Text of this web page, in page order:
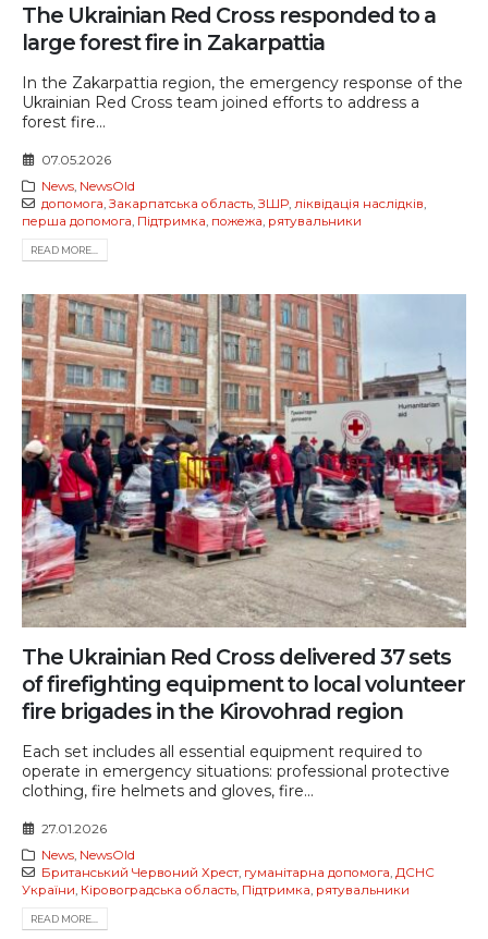
The Ukrainian Red Cross responded to a
large forest fire in Zakarpattia
In the Zakarpattia region, the emergency response of the
Ukrainian Red Cross team joined efforts to address a
forest fire...
07.05.2026
News, NewsOld
допомога, Закарпатська область, ЗШР, ліквідація наслідків,
перша допомога, Підтримка, пожежа, рятувальники
READ MORE...
The Ukrainian Red Cross delivered 37 sets
of firefighting equipment to local volunteer
fire brigades in the Kirovohrad region
Each set includes all essential equipment required to
operate in emergency situations: professional protective
clothing, fire helmets and gloves, fire...
27.01.2026
News, NewsOld
Британський Червоний Хрест, гуманітарна допомога, ДСНС
України, Кіровоградська область, Підтримка, рятувальники
READ MORE...